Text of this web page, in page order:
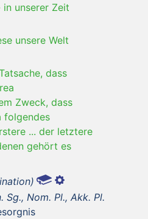
in unserer Zeit
unsere Welt
dass
Zweck, dass
folgendes
... der letztere
gehört es
Sg., Nom. Pl., Akk. Pl.